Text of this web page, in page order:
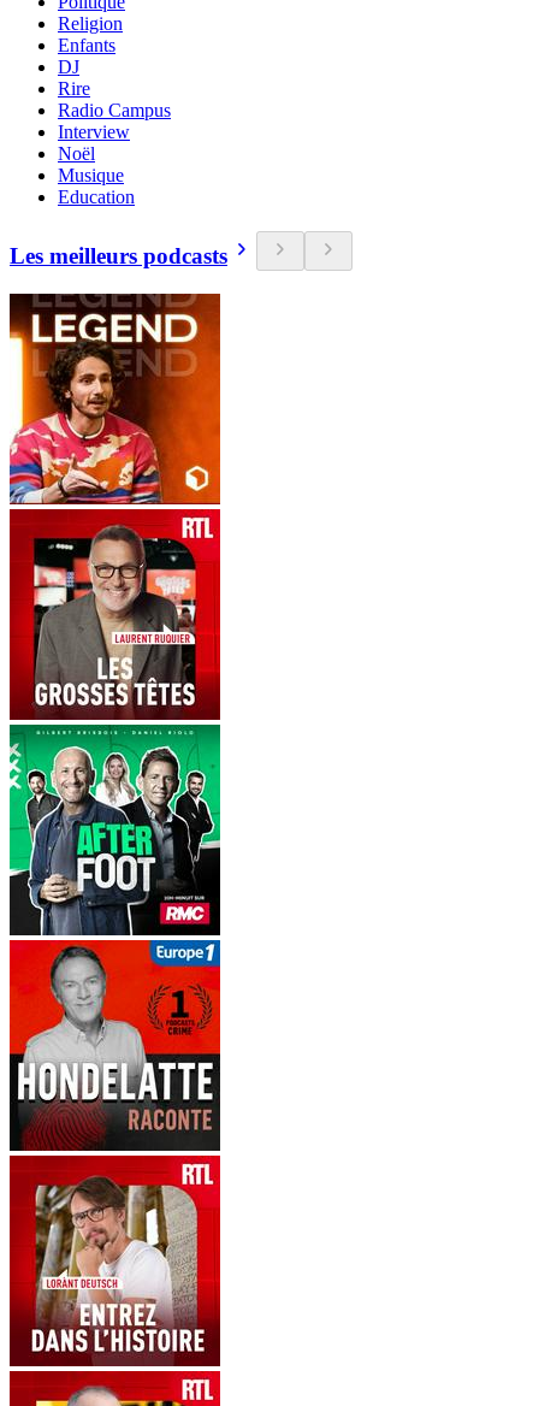
Religion
Enfants
DJ
Rire
Radio Campus
Interview
Noël
Musique
Education
Les meilleurs podcasts